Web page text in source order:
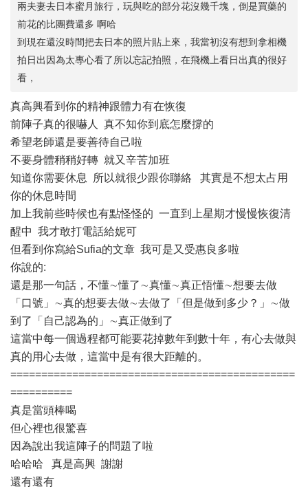
兩夫妻去日本蜜月旅行，玩與吃的部分花沒幾千塊，倒是買藥的
前花的比團費還多 啊哈
到現在還沒時間把去日本的照片貼上來，我當初沒有想到拿相機
拍日出因為太專心看了所以忘記拍照，在飛機上看日出真的很好
看，
真高興看到你的精神跟體力有在恢復
前陣子真的很嚇人 真不知你到底怎麼撐的
希望老師還是要善待自己啦
不要身體稍稍好轉 就又辛苦加班
知道你需要休息 所以就很少跟你聯絡 其實是不想太占用
你的休息時間
加上我前些時候也有點怪怪的 一直到上星期才慢慢恢復清
醒中 我才敢打電話給妮可
但看到你寫給Sufia的文章 我可是又受惠良多啦
你說的:
還是那一句話，不懂∼懂了∼真懂∼真正悟懂∼想要去做
「口號」∼真的想要去做∼去做了「但是做到多少？」∼做
到了「自己認為的」∼真正做到了
這當中每一個過程都可能要花掉數年到數十年，有心去做與
真的用心去做，這當中是有很大距離的。
==============================================
==========
真是當頭棒喝
但心裡也很驚喜
因為說出我這陣子的問題了啦
哈哈哈 真是高興 謝謝
還有還有